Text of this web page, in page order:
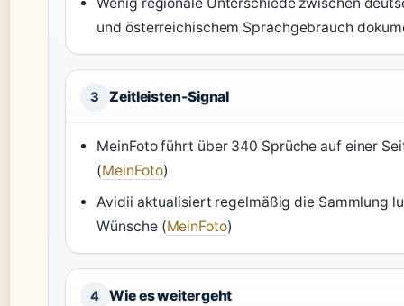
Wenig regionale Unterschiede zwischen
und österreichischem Sprachgebrauch
3 Zeitleisten-Signal
MeinFoto führt über 340 Sprüche auf einer
(MeinFoto)
Avidii aktualisiert regelmäßig die Sammlung
Wünsche (MeinFoto)
4 Wie es weitergeht